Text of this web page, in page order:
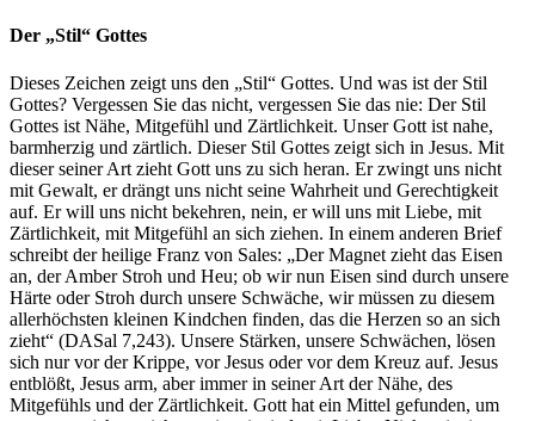
Der „Stil“ Gottes
Dieses Zeichen zeigt uns den „Stil“ Gottes. Und was ist der Stil
Gottes? Vergessen Sie das nicht, vergessen Sie das nie: Der Stil
Gottes ist Nähe, Mitgefühl und Zärtlichkeit. Unser Gott ist nahe,
barmherzig und zärtlich. Dieser Stil Gottes zeigt sich in Jesus. Mit
dieser seiner Art zieht Gott uns zu sich heran. Er zwingt uns nicht
mit Gewalt, er drängt uns nicht seine Wahrheit und Gerechtigkeit
auf. Er will uns nicht bekehren, nein, er will uns mit Liebe, mit
Zärtlichkeit, mit Mitgefühl an sich ziehen. In einem anderen Brief
schreibt der heilige Franz von Sales: „Der Magnet zieht das Eisen
an, der Amber Stroh und Heu; ob wir nun Eisen sind durch unsere
Härte oder Stroh durch unsere Schwäche, wir müssen zu diesem
allerhöchsten kleinen Kindchen finden, das die Herzen so an sich
zieht“ (DASal 7,243). Unsere Stärken, unsere Schwächen, lösen
sich nur vor der Krippe, vor Jesus oder vor dem Kreuz auf. Jesus
entblößt, Jesus arm, aber immer in seiner Art der Nähe, des
Mitgefühls und der Zärtlichkeit. Gott hat ein Mittel gefunden, um